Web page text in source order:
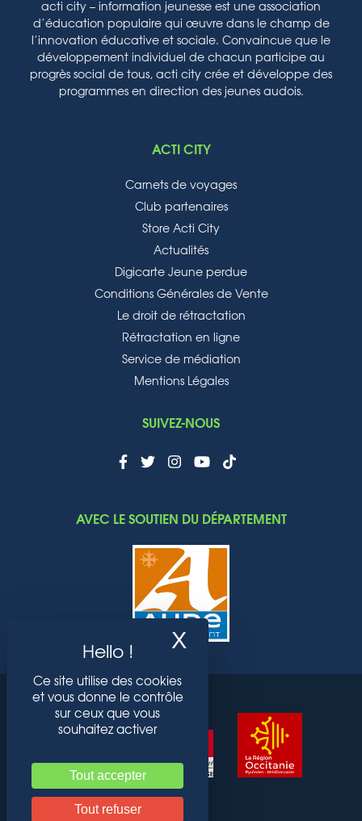
acti city – information jeunesse est une association
d’éducation populaire qui œuvre dans le champ de
l’innovation éducative et sociale. Convaincue que le
développement individuel de chacun participe au
progrès social de tous, acti city crée et développe des
programmes en direction des jeunes audois.
ACTI CITY
Carnets de voyages
Club partenaires
Store Acti City
Actualités
Digicarte Jeune perdue
Conditions Générales de Vente
Le droit de rétractation
Rétractation en ligne
Service de médiation
Mentions Légales
SUIVEZ-NOUS
AVEC LE SOUTIEN DU DÉPARTEMENT
Ce site utilise des cookies
et vous donne le contrôle
sur ceux que vous
souhaitez activer
Tout accepter
Tout refuser
X Masquer le